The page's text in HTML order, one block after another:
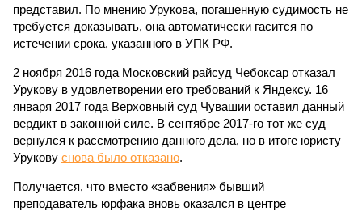
представил. По мнению Урукова, погашенную судимость не
требуется доказывать, она автоматически гасится по
истечении срока, указанного в УПК РФ.
2 ноября 2016 года Московский райсуд Чебоксар отказал
Урукову в удовлетворении его требований к Яндексу. 16
января 2017 года Верховный суд Чувашии оставил данный
вердикт в законной силе. В сентябре 2017-го тот же суд
вернулся к рассмотрению данного дела, но в итоге юристу
Урукову снова было отказано.
Получается, что вместо «забвения» бывший
преподаватель юрфака вновь оказался в центре